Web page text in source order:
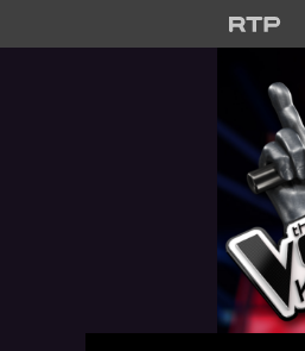
Saltar para o conteúdo principal